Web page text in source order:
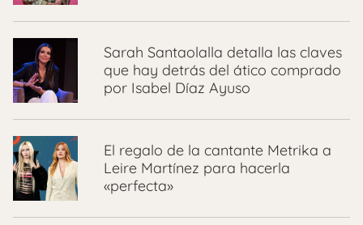
Sarah Santaolalla detalla las claves
que hay detrás del ático comprado
por Isabel Díaz Ayuso
El regalo de la cantante Metrika a
Leire Martínez para hacerla
«perfecta»